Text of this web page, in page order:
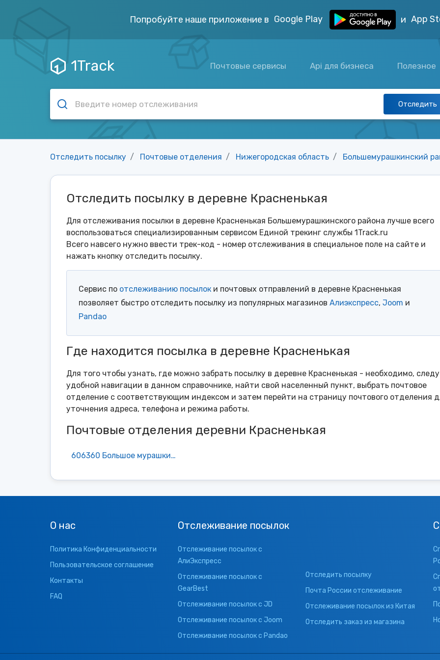
Попробуйте наше приложение в Google Play и App
1Track Почтовые сервисы Api для бизнеса Полезное
Отследить
Отследить посылку Почтовые отделения Нижегородская область Большемурашкинский
Отследить посылку в деревне Красненькая
Для отслеживания посылки в деревне Красненькая Большемурашкинского района лучше всего
воспользоваться специализированным сервисом Единой трекинг службы 1Track.ru
Всего навсего нужно ввести трек-код - номер отслеживания в специальное поле на сайте и
нажать кнопку отследить посылку.
Сервис по отслеживанию посылок и почтовых отправлений в деревне Красненькая
позволяет быстро отследить посылку из популярных магазинов Алиэкспресс, Joom и
Pandao
Где находится посылка в деревне Красненькая
Для того чтобы узнать, где можно забрать посылку в деревне Красненькая - необходимо,
удобной навигации в данном справочнике, найти свой населенный пункт, выбрать почтовое
отделение с соответствующим индексом и затем перейти на страницу почтового отделения
уточнения адреса, телефона и режима работы.
Почтовые отделения деревни Красненькая
606360 Большое мурашкино
О нас
Политика Конфиденциальности
Пользовательское соглашение
Контакты
FAQ
Отслеживание посылок
Отслеживание посылок с
АлиЭкспресс
Отслеживание посылок с
GearBest
Отслеживание посылок с JD
Отслеживание посылок с Joom
Отслеживание посылок с Pandao
Отследить посылку
Почта России отслеживание
Отслеживание посылок из Китая
Отследить заказ из магазина